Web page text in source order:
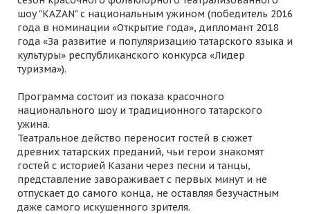
шоу "KAZAN" с национальным ужином (победитель 2016
года в номинации «Открытие года», дипломант 2018
года «За развитие и популяризацию татарского языка и
культуры» республиканского конкурса «Лидер
туризма»).
Программа состоит из показа красочного
национального шоу и традиционного татарского
ужина.
Театральное действо переносит гостей в сюжет
древних татарских преданий, чьи герои знакомят
гостей с историей Казани через песни и танцы,
представление завораживает с первых минут и не
отпускает до самого конца, не оставляя безучастным
даже самого искушенного зрителя.